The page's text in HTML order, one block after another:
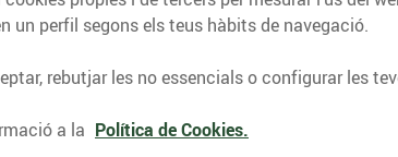
Família) trobaràs tot el que
proximitat, carnisseria, xarcuteria al
un perfil segons els teus hàbits de navegació.
rebutjar les no essencials o configurar les
a la Política de Cookies.